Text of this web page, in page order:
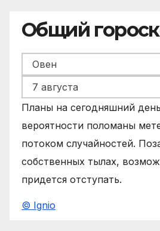
Общий
Планы на сегодняшний
вероятности поломаны
потоком случайностей.
собственных тылах,
придется отступать.
© Ignio